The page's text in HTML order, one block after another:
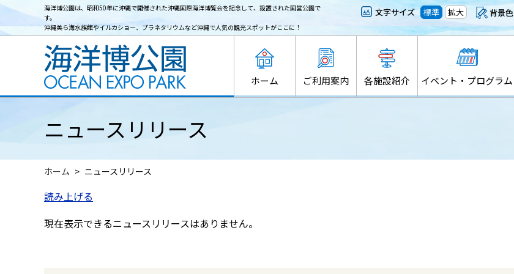
海洋博公園は、昭和50年に沖縄で開催された沖縄国際海洋博覧会を記念して、設置された国営公園で
す。
沖縄美ら海水族館やイルカショー、プラネタリウムなど沖縄で人気の観光スポットがここに！
文字サイズ 標準 拡大 背景色
ホーム ご利用案内 各施設紹介 イベント・プログラム
ニュースリリース
ホーム ニュースリリース
読み上げる
現在表示できるニュースリリースはありません。